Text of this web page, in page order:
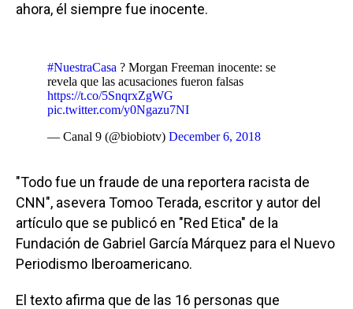
ahora, él siempre fue inocente.
#NuestraCasa ? Morgan Freeman inocente: se
revela que las acusaciones fueron falsas
https://t.co/5SnqrxZgWG
pic.twitter.com/y0Ngazu7NI
— Canal 9 (@biobiotv) December 6, 2018
"Todo fue un fraude de una reportera racista de
CNN", asevera Tomoo Terada, escritor y autor del
artículo que se publicó en "Red Etica" de la
Fundación de Gabriel García Márquez para el Nuevo
Periodismo Iberoamericano.
El texto afirma que de las 16 personas que